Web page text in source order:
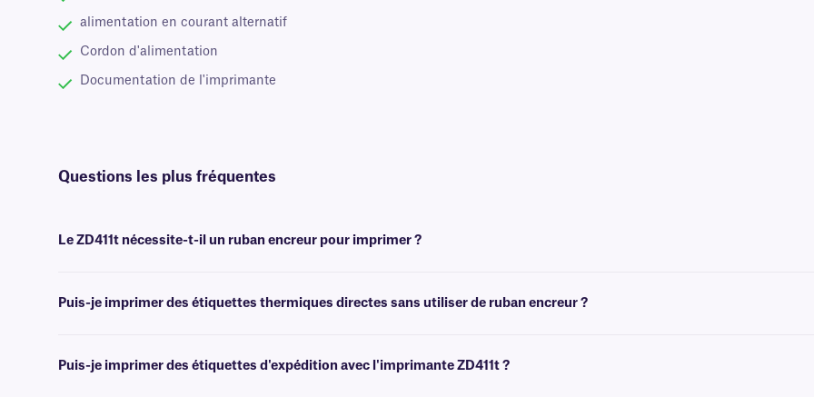
alimentation en courant alternatif
Cordon d'alimentation
Documentation de l'imprimante
Questions les plus fréquentes
Le ZD411t nécessite-t-il un ruban encreur pour imprimer ?
Puis-je imprimer des étiquettes thermiques directes sans utiliser de ruban encreur ?
Puis-je imprimer des étiquettes d'expédition avec l'imprimante ZD411t ?